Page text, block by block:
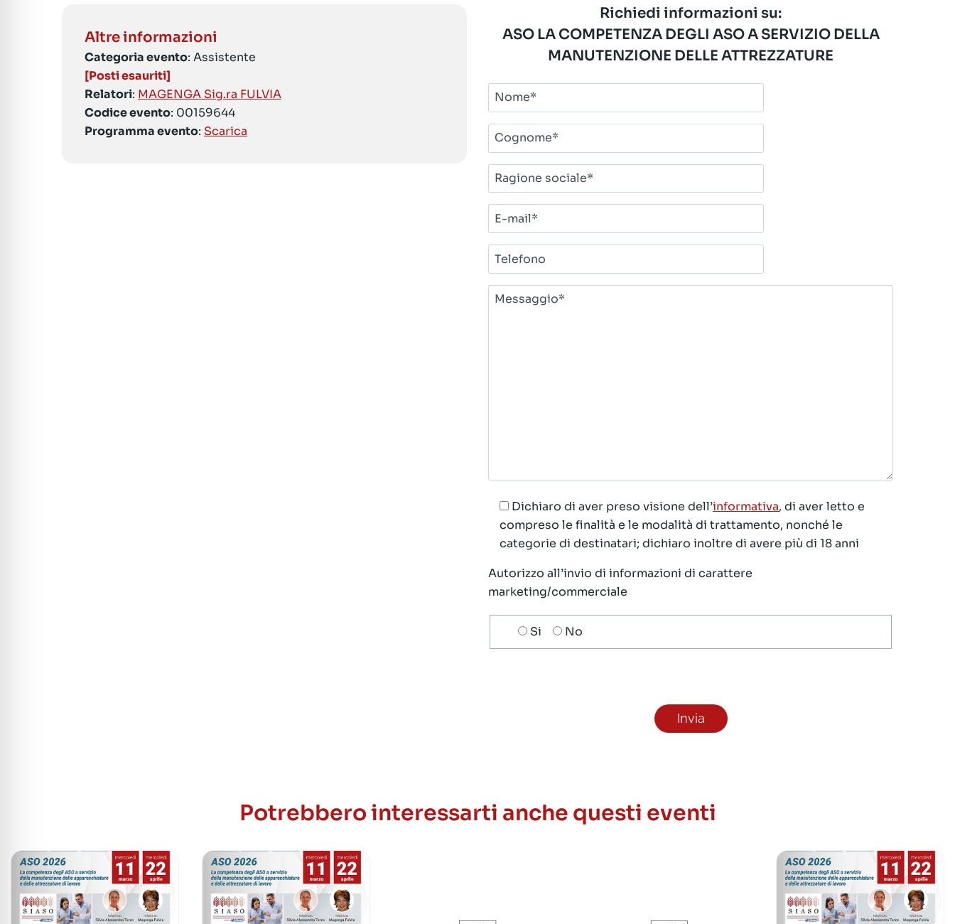
Altre informazioni
Categoria evento: Assistente
[Posti esauriti]
Relatori: MAGENGA Sig.ra FULVIA
Codice evento: 00159644
Programma evento: Scarica
Richiedi informazioni su:
ASO LA COMPETENZA DEGLI ASO A SERVIZIO DELLA
MANUTENZIONE DELLE ATTREZZATURE
Nome*
Cognome*
Ragione
sociale*
E-
mail*
Telefono
Messaggio*
Dichiaro di aver preso visione dell’informativa, di aver letto e
compreso le finalità e le modalità di trattamento, nonché le
categorie di destinatari; dichiaro inoltre di avere più di 18 anni
Autorizzo all’invio di informazioni di carattere
marketing/commerciale
Scelta
invio
Si No
Potrebbero interessarti anche questi eventi